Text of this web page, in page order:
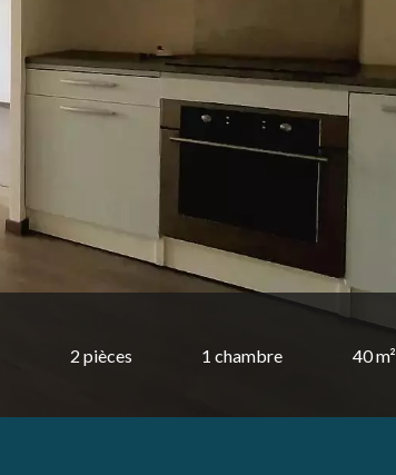
2 pièces 1 chambre 40 m²